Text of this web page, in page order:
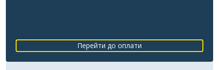
Перейти до оплати